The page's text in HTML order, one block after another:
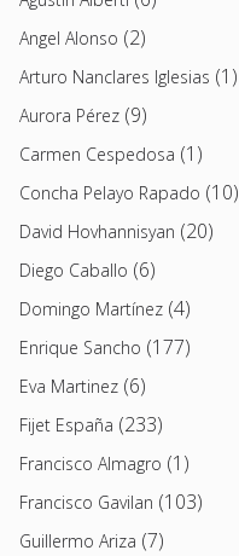
Angel Alonso (2)
Arturo Nanclares Iglesias (1)
Aurora Pérez (9)
Carmen Cespedosa (1)
Concha Pelayo Rapado (10)
David Hovhannisyan (20)
Diego Caballo (6)
Domingo Martínez (4)
Enrique Sancho (177)
Eva Martinez (6)
Fijet España (233)
Francisco Almagro (1)
Francisco Gavilan (103)
Guillermo Ariza (7)